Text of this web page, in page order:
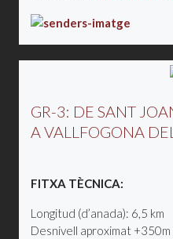
GR-3: DE SANT
A VALLFOGONA
FITXA TÈCNICA:
Longitud (d’anada): 6,5 km
Desnivell aproximat